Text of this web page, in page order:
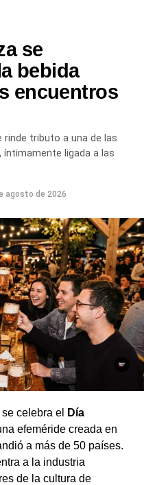
se
bebida
encuentros
rinde tributo a una de las
íntimamente ligada a las
agosto de 2026
celebra el
Día
efeméride creada en
a más de 50 países.
a la industria
de la cultura de